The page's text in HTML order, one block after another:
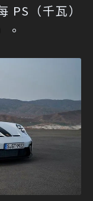
PS（千瓦）
。